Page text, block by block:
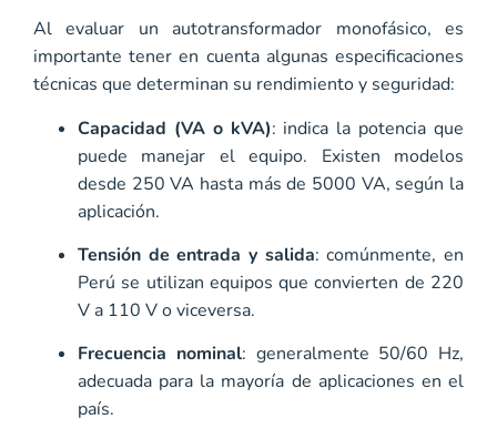
Al evaluar un autotransformador monofásico, es
importante tener en cuenta algunas especificaciones
técnicas que determinan su rendimiento y seguridad:
Capacidad (VA o kVA): indica la potencia que
puede manejar el equipo. Existen modelos
desde 250 VA hasta más de 5000 VA, según la
aplicación.
Tensión de entrada y salida: comúnmente, en
Perú se utilizan equipos que convierten de 220
V a 110 V o viceversa.
Frecuencia nominal: generalmente 50/60 Hz,
adecuada para la mayoría de aplicaciones en el
país.